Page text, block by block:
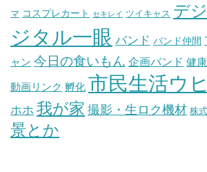
マ コスプレカート セキレイ ツイキャス デ
ジタル一眼 バンド バンド仲間
ャン 今日の食いもん 企画バンド 健康
動画リンク 孵化 市民生活ウ
ホホ 我が家 撮影・生ロク機材 株
景とか